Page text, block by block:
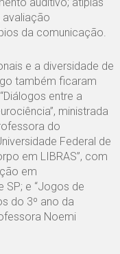
avaliação
da comunicação.
e a diversidade de
também ficaram
entre a
ministrada
do
Federal de
em LIBRAS”, com
em
SP; e “Jogos de
do 3º ano da
Noemi